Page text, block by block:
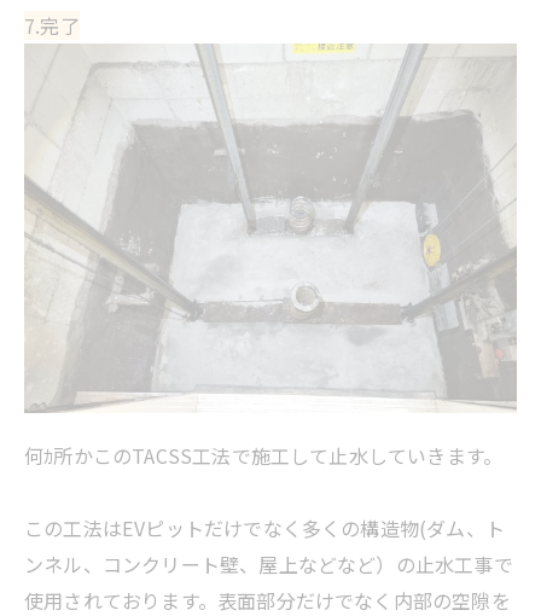
7.完了
何ｶ所かこのTACSS工法で施工して止水していきます。
この工法はEVピットだけでなく多くの構造物(ダム、ト
ンネル、コンクリート壁、屋上などなど）の止水工事で
使用されております。表面部分だけでなく内部の空隙を